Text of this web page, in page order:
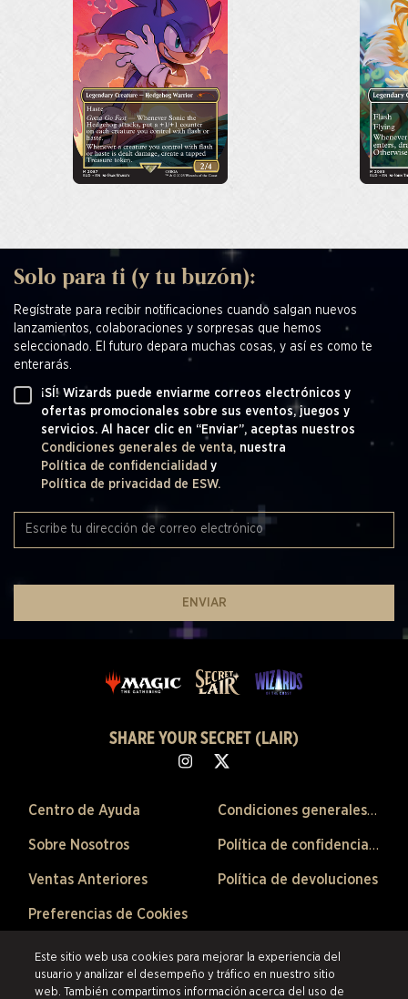
Solo para ti (y tu buzón):
Regístrate para recibir notificaciones cuando salgan nuevos
lanzamientos, colaboraciones y sorpresas que hemos
seleccionado. El futuro depara muchas cosas, y así es como te
enterarás.
¡SÍ! Wizards puede enviarme correos electrónicos y
ofertas promocionales sobre sus eventos, juegos y
servicios. Al hacer clic en “Enviar”, aceptas nuestros
Condiciones generales de venta, nuestra
Política de confidencialidad y
Política de privacidad de ESW.
ENVIAR
SHARE YOUR SECRET (LAIR)
Centro de Ayuda
Sobre Nosotros
Ventas Anteriores
Preferencias de Cookies
Condiciones generales de venta
Política de confidencialidad
Política de devoluciones
©2026 ESW France SAS. Todos los derechos reservados.
Las marcas
citadas son propiedad de sus respectivos dueños en los Estados Unidos y
otros países.
ESW France SAS es el revendedor autorizado de los productos
Este sitio web usa cookies para mejorar la experiencia del
usuario y analizar el desempeño y tráfico en nuestro sitio
web. También compartimos información acerca del uso de